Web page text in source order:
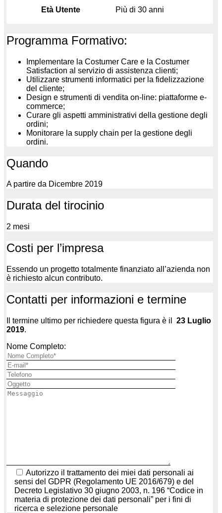
Età Utente Più di 30 anni
Programma Formativo:
Implementare la Costumer Care e la Costumer
Satisfaction al servizio di assistenza clienti;
Utilizzare strumenti informatici per la fidelizzazione
del cliente;
Design e strumenti di vendita on-line: piattaforme e-
commerce;
Curare gli aspetti amministrativi della gestione degli
ordini;
Monitorare la supply chain per la gestione degli
ordini.
Quando
A partire da Dicembre 2019
Durata del tirocinio
2 mesi
Costi per l’impresa
Essendo un progetto totalmente finanziato all’azienda non
è richiesto alcun contributo.
Contatti per informazioni e termine
Il termine ultimo per richiedere questa figura è il 23 Luglio
2019.
Nome Completo:
Autorizzo il trattamento dei miei dati personali ai
sensi del GDPR (Regolamento UE 2016/679) e del
Decreto Legislativo 30 giugno 2003, n. 196 “Codice in
materia di protezione dei dati personali” per i fini di
ricerca e selezione personale